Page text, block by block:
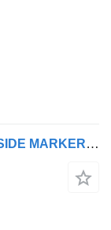
Амортисьор Volvo FM / FH12 WHITE SIDE MARKER LAMP 2564498 за камион Volvo 12 ver. I (1998-2001)